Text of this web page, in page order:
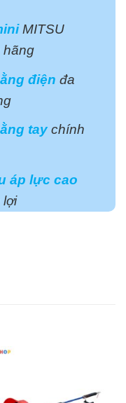
MITSU
hãng
điện đa
tay chính
áp lực cao
lợi